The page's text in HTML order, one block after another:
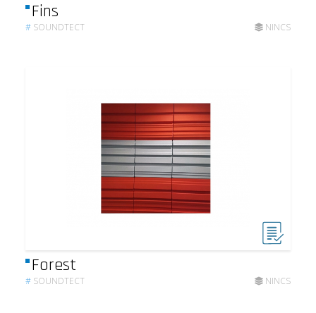
Fins
# SOUNDTECT NINCS
Forest
# SOUNDTECT NINCS